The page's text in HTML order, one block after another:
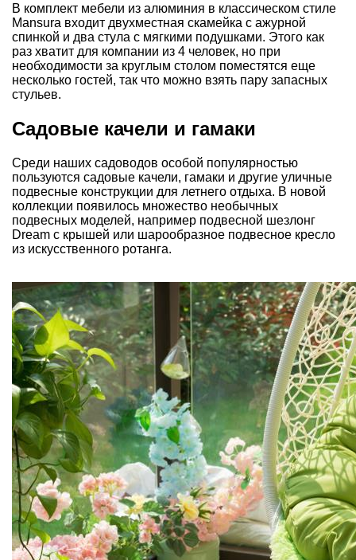
В комплект мебели из алюминия в классическом стиле
Mansura входит двухместная скамейка с ажурной
спинкой и два стула с мягкими подушками. Этого как
раз хватит для компании из 4 человек, но при
необходимости за круглым столом поместятся еще
несколько гостей, так что можно взять пару запасных
стульев.
Садовые качели и гамаки
Среди наших садоводов особой популярностью
пользуются садовые качели, гамаки и другие уличные
подвесные конструкции для летнего отдыха. В новой
коллекции появилось множество необычных
подвесных моделей, например подвесной шезлонг
Dream с крышей или шарообразное подвесное кресло
из искусственного ротанга.